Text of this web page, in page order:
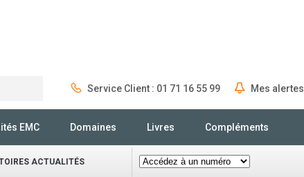
Service Client : 01 71 16 55 99 Mes alertes
EMC Domaines Livres Compléments
ACTUALITÉS